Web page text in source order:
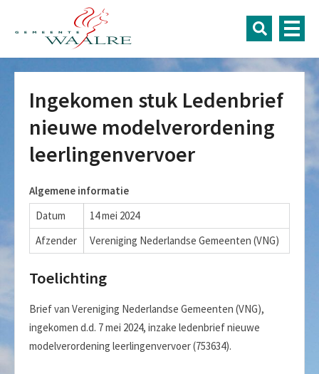
Ingekomen stuk Ledenbrief
nieuwe modelverordening
leerlingenvervoer
Algemene informatie
Datum
14 mei 2024
Afzender
Vereniging Nederlandse Gemeenten (VNG)
Toelichting
Brief van Vereniging Nederlandse Gemeenten (VNG),
ingekomen d.d. 7 mei 2024, inzake ledenbrief nieuwe
modelverordening leerlingenvervoer (753634).